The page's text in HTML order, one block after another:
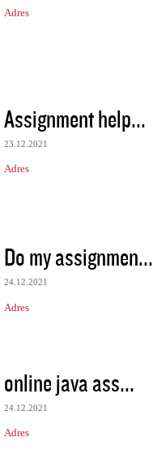
Adres
Assignment help...
23.12.2021
Adres
Do my assignmen...
24.12.2021
Adres
online java ass...
24.12.2021
Adres